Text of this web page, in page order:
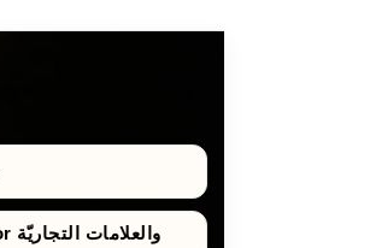
تشكيلة ضخمة من صناديق حفظ السيجار Humidor والعلامات التجاريّة